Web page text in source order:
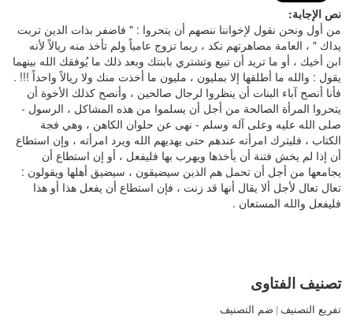
نص الإجابة:
من أول ونحن نقول لإخواننا ننصهم أن يتحروا : " فاضفر بذات الدين تربت
يداك " ، العامة مصاهرتهم نكد ، ربما تزوج عامياً ولم تأخذ منه ريالاً لأنه
ابن أخيك ، أو ما تريد أن تبيع وتشتري بابنتك وبعد ذلك ما يُوفقك الله بينهما
يقول : والله ما أطلقها إلا بمليون ، مليون ما أخذت منك ولا ريالاً واحداً !!! .
فأنا أنصح آباء البنات أن ينظروا لرجال صالحين ، وأنصح كذلك الأخوة أن
يتحروا المرأة الصالحة من أجل أن يسلموا من هذه المشاكل ، الرسول -
صلى الله عليه وعلى آله وسلم - نهى عن حلوان الكاهن ، وهي فجة
الكتاب ، فليترك امرأته عندهم حتى يهديهم الله ويرد امرأته ، وإن استطاع
أن إذا لم يخش فتنة أن يأخذها ويهرب بها فليفعل ، أو إن استطاع أن
يجامعها من أجل أن تحمل هم الذين سيضيقون ، سيضيق أهلها ويقولون :
تعال تعال لأجل ألا يقال أنها قد زنت ، فإن استطاع أن يفعل هذا أو هذا
فليفعل والله المستعان .
تصنيف الفتاوى
تفريع التصنيف | ضم التصنيف